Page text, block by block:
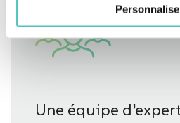
Une équipe